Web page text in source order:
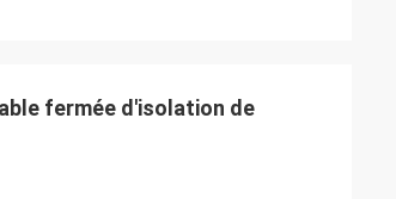
fermée d'isolation de